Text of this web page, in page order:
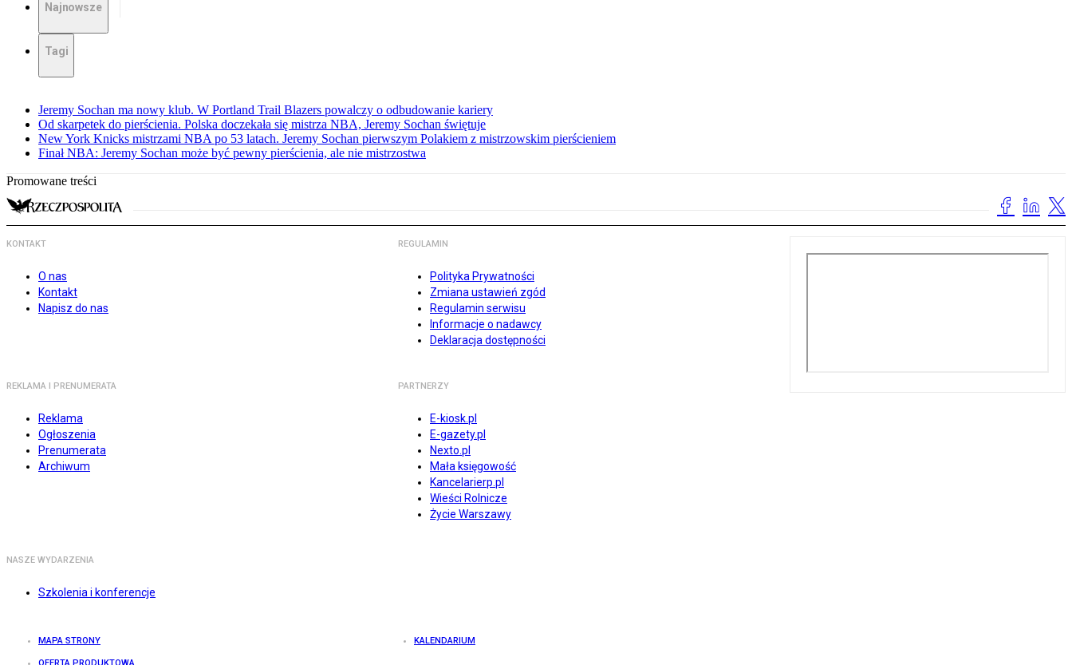
Najnowsze
Tagi
Jeremy Sochan ma nowy klub. W Portland Trail Blazers powalczy o odbudowanie kariery
Od skarpetek do pierścienia. Polska doczekała się mistrza NBA, Jeremy Sochan świętuje
New York Knicks mistrzami NBA po 53 latach. Jeremy Sochan pierwszym Polakiem z mistrzowskim pierścieniem
Finał NBA: Jeremy Sochan może być pewny pierścienia, ale nie mistrzostwa
Promowane treści
KONTAKT
O nas
Kontakt
Napisz do nas
REGULAMIN
Polityka Prywatności
Zmiana ustawień zgód
Regulamin serwisu
Informacje o nadawcy
Deklaracja dostępności
REKLAMA I PRENUMERATA
Reklama
Ogłoszenia
Prenumerata
Archiwum
PARTNERZY
E-kiosk.pl
E-gazety.pl
Nexto.pl
Mała księgowość
Kancelarierp.pl
Wieści Rolnicze
Życie Warszawy
NASZE WYDARZENIA
Szkolenia i konferencje
MAPA STRONY KALENDARIUM